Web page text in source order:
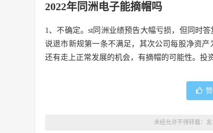
2022年同洲电子能摘帽吗
1、不确定。st同洲业绩预告大幅亏损，但同时
说退市新规第一条不满足，其次公司每股净资
还有走上正常发展的机会，有摘帽的可能性。投
未经允许不得转载：